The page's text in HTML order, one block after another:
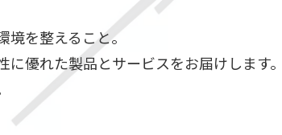
境を整えること。
優れた製品とサービスをお届けします。